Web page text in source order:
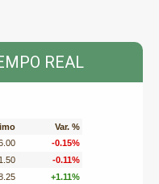
REAL